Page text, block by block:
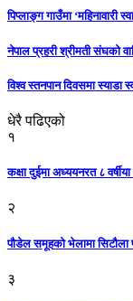
पिप्लाङ्ग गाउँमा ‘महिनावारी
नेपाल प्रहरी श्रीमती संघको
विश्व स्तनपान दिवसमा स्याडा
धेरै पढिएको
१
कक्षा दुईमा अध्ययनरत ८
२
पौडेल समूहको भेलामा सिटौला
३